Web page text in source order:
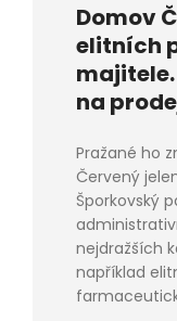
Domov
elitních
na
Pražané ho
Červený
Šporkovský
nejdražších
například